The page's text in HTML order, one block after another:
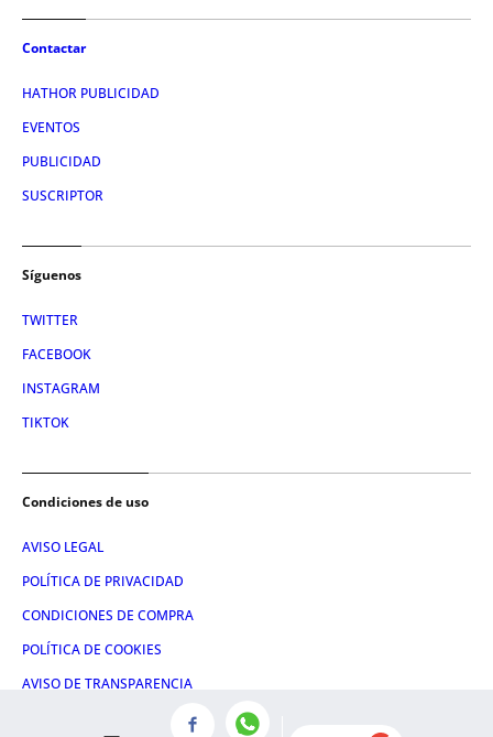
Contactar
HATHOR PUBLICIDAD
EVENTOS
PUBLICIDAD
SUSCRIPTOR
Síguenos
TWITTER
FACEBOOK
INSTAGRAM
TIKTOK
Condiciones de uso
AVISO LEGAL
POLÍTICA DE PRIVACIDAD
CONDICIONES DE COMPRA
POLÍTICA DE COOKIES
AVISO DE TRANSPARENCIA